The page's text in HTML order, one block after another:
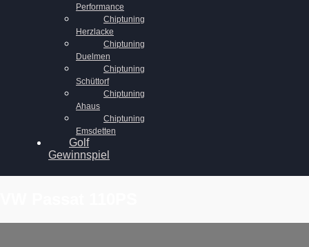
Performance
Chiptuning
Herzlacke
Chiptuning
Duelmen
Chiptuning
Schüttorf
Chiptuning
Ahaus
Chiptuning
Emsdetten
Golf
Gewinnspiel